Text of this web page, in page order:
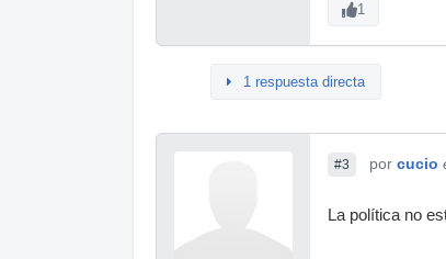
1
1 respuesta directa
#3 por cucio
La política no